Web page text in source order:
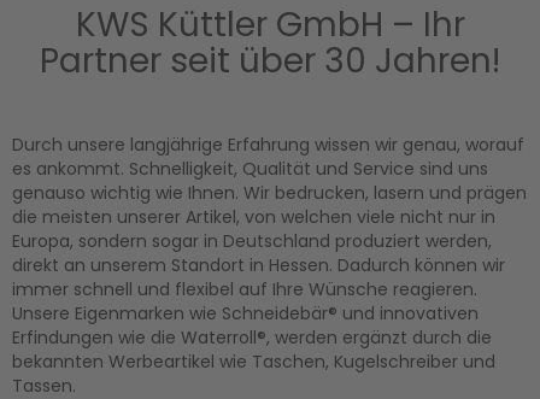
KWS Küttler GmbH – Ihr
Partner seit über 30 Jahren!
Durch unsere langjährige Erfahrung wissen wir genau, worauf
es ankommt. Schnelligkeit, Qualität und Service sind uns
genauso wichtig wie Ihnen. Wir bedrucken, lasern und prägen
die meisten unserer Artikel, von welchen viele nicht nur in
Europa, sondern sogar in Deutschland produziert werden,
direkt an unserem Standort in Hessen. Dadurch können wir
immer schnell und flexibel auf Ihre Wünsche reagieren.
Unsere Eigenmarken wie Schneidebär® und innovativen
Erfindungen wie die Waterroll®, werden ergänzt durch die
bekannten Werbeartikel wie Taschen, Kugelschreiber und
Tassen.